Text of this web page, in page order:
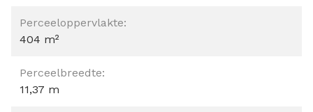
Perceeloppervlakte:
404 m²
Perceelbreedte:
11,37 m